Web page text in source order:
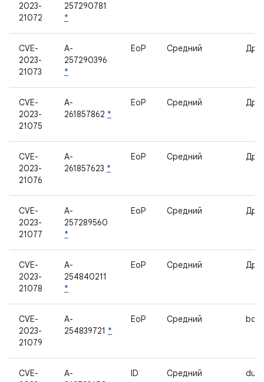
2023-
21072
257290781
*
CVE-
2023-
21073
A-
257290396
*
EoP Средний
CVE-
2023-
21075
A-
261857862 *
EoP Средний
CVE-
2023-
21076
A-
261857623 *
EoP Средний
CVE-
2023-
21077
A-
257289560
*
EoP Средний
CVE-
2023-
21078
A-
254840211
*
EoP Средний
CVE-
2023-
21079
A-
254839721 *
EoP Средний
CVE-
A-
ID Средний